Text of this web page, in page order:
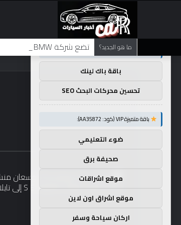
ما هو الجديد؟ تضع شركة BMW منافستها من الفئة G في حالة انتظار مع وصول الرياح المعاكسة في الصين إلى موطنها
توصيات :
باقة متميزة VIP (كود: AA11138):
باقة باك لينك
تحسين محركات البحث SEO
باقة متميزة VIP (كود: AA35872):
ضوء التعليمي
صحيفة برق
موقع اشراقات
موقع اشراق اون لاين
اركان سياحة وسفر